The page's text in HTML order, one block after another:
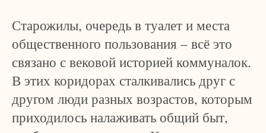
Старожилы, очередь в туалет и места
общественного пользования – всё это
связано с вековой историей коммуналок.
В этих коридорах сталкивались друг с
другом люди разных возрастов, которым
приходилось налаживать общий быт,